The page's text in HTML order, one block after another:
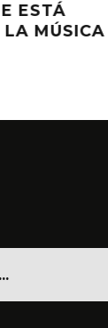
REVELA
SU
9